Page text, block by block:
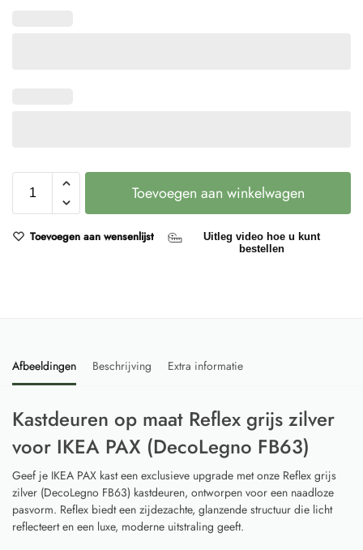
Toevoegen aan winkelwagen
Toevoegen aan wensenlijst
Uitleg video hoe u kunt
bestellen
Afbeeldingen Beschrijving Extra informatie
Kastdeuren op maat Reflex grijs zilver
voor IKEA PAX (DecoLegno FB63)
Geef je IKEA PAX kast een exclusieve upgrade met onze Reflex grijs
zilver (DecoLegno FB63) kastdeuren, ontworpen voor een naadloze
pasvorm. Reflex biedt een zijdezachte, glanzende structuur die licht
reflecteert en een luxe, moderne uitstraling geeft.